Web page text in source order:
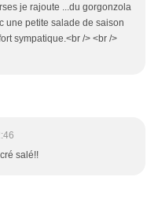
je rajoute ...du gorgonzola
une petite salade de saison
sympatique.<br /> <br />
salé!!